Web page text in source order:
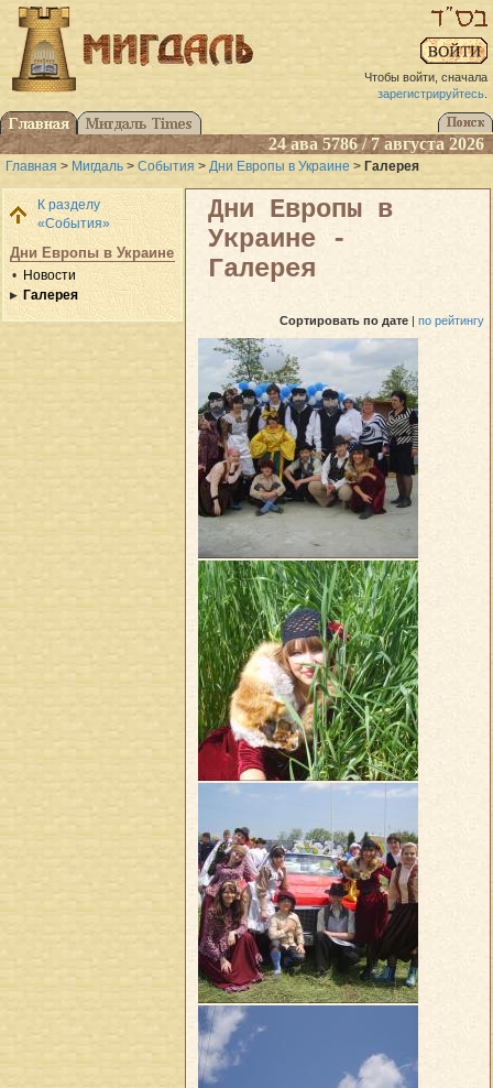
Чтобы войти, сначала
зарегистрируйтесь.
24 ава 5786 / 7 августа 2026
Главная > Мигдаль > События > Дни Европы в Украине > Галерея
К разделу
«События»
Дни Европы в Украине
Новости
Галерея
Дни Европы в
Украине -
Галерея
Сортировать по дате | по рейтингу